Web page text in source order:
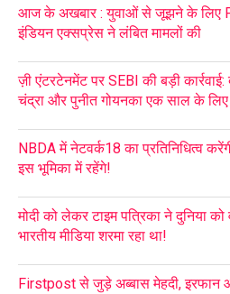
आज के अखबार : युवाओं से जूझने के लिए
इंडियन एक्सप्रेस ने लंबित मामलों की
ज़ी एंटरटेनमेंट पर SEBI की बड़ी कार्रवाई:
चंद्रा और पुनीत गोयनका एक साल के लिए
NBDA में नेटवर्क18 का प्रतिनिधित्व
इस भूमिका में रहेंगे!
मोदी को लेकर टाइम पत्रिका ने दुनिया को
भारतीय मीडिया शरमा रहा था!
Firstpost से जुड़े अब्बास मेहदी, इरफान